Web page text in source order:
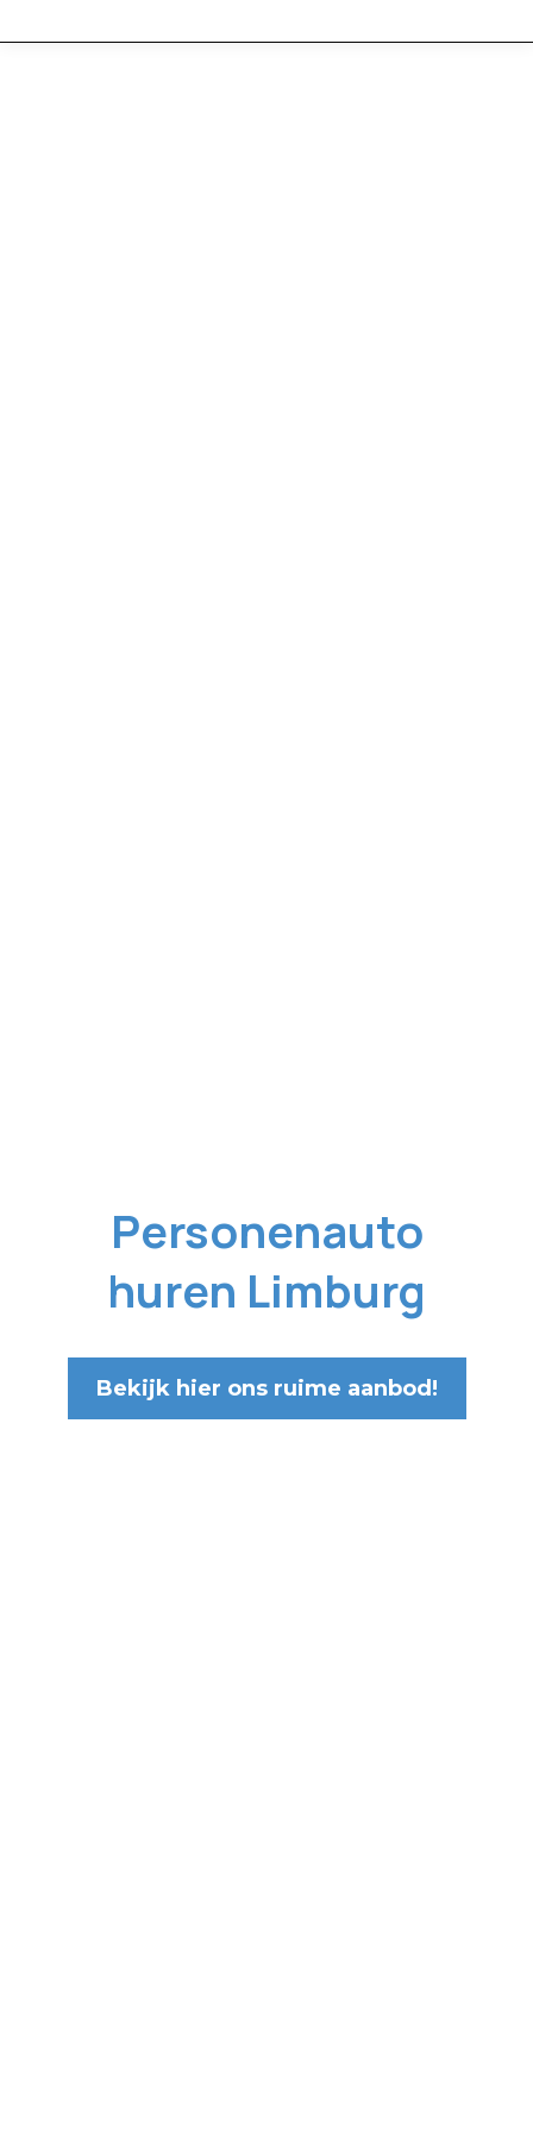
Personenauto
huren Limburg
Bekijk hier ons ruime aanbod!